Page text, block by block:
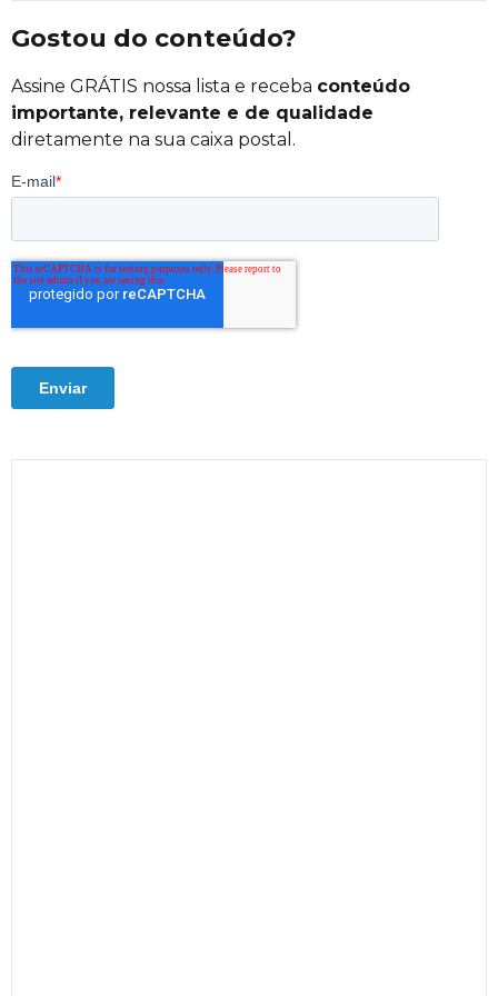
Gostou do conteúdo?
Assine GRÁTIS nossa lista e receba conteúdo
importante, relevante e de qualidade
diretamente na sua caixa postal.